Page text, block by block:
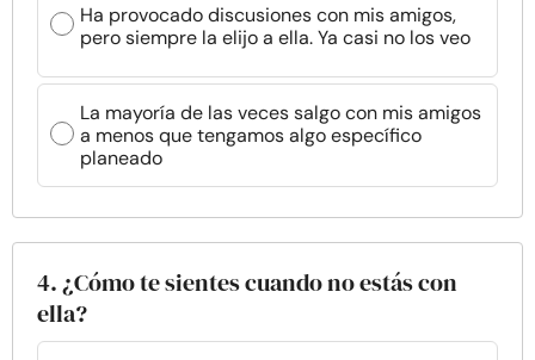
Ha provocado discusiones con mis amigos,
pero siempre la elijo a ella. Ya casi no los veo
La mayoría de las veces salgo con mis amigos
a menos que tengamos algo específico
planeado
4. ¿Cómo te sientes cuando no estás con
ella?